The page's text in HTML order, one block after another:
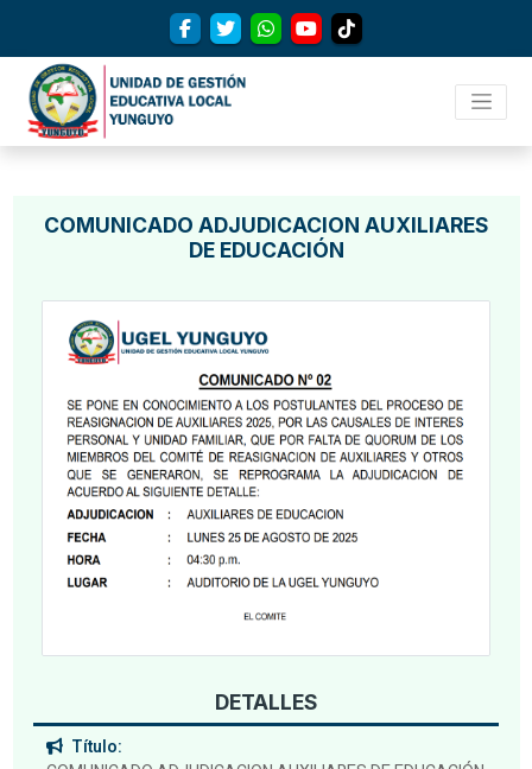
COMUNICADO ADJUDICACION AUXILIARES
DE EDUCACIÓN
DETALLES
Título: